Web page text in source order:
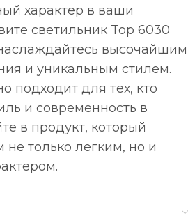
характер в ваши
светильник Top 6030
высочайшим
и уникальным стилем.
подходит для тех, кто
и современность в
в продукт, который
только легким, но и